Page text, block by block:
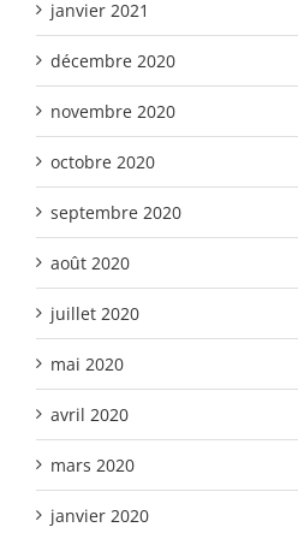
janvier 2021
décembre 2020
novembre 2020
octobre 2020
septembre 2020
août 2020
juillet 2020
mai 2020
avril 2020
mars 2020
janvier 2020